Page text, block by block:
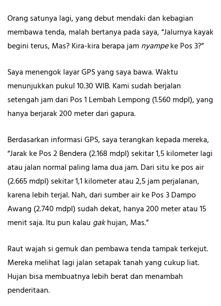
Orang satunya lagi, yang debut mendaki dan kebagian
membawa tenda, malah bertanya pada saya, “Jalurnya kayak
begini terus, Mas? Kira-kira berapa jam nyampeke Pos 3?”
Saya menengok layar GPS yang saya bawa. Waktu
menunjukkan pukul 10.30 WIB. Kami sudah berjalan
setengah jam dari Pos 1 Lembah Lempong (1.560 mdpl), yang
hanya berjarak 200 meter dari gapura.
Berdasarkan informasi GPS, saya terangkan kepada mereka,
“Jarak ke Pos 2 Bendera (2.168 mdpl) sekitar 1,5 kilometer lagi
atau jalan normal paling lama dua jam. Dari situ ke pos air
(2.665 mdpl) sekitar 1,1 kilometer atau 2,5 jam perjalanan,
karena lebih terjal. Nah, dari sumber air ke Pos 3 Dampo
Awang (2.740 mdpl) sudah dekat, hanya 200 meter atau 15
menit saja. Itu pun kalau gakhujan, Mas.”
Raut wajah si gemuk dan pembawa tenda tampak terkejut.
Mereka melihat lagi jalan setapak tanah yang cukup liat.
Hujan bisa membuatnya lebih berat dan menambah
penderitaan.